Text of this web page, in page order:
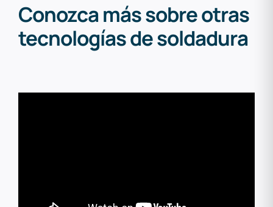
Conozca más sobre otras
tecnologías de soldadura